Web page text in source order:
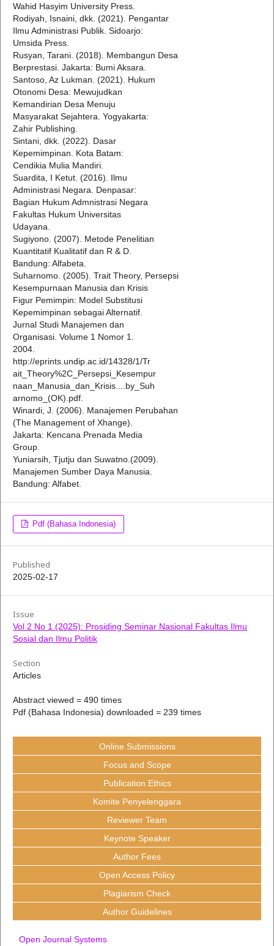
Wahid Hasyim University Press.
Rodiyah, Isnaini, dkk. (2021). Pengantar
Ilmu Administrasi Publik. Sidoarjo:
Umsida Press.
Rusyan, Tarani. (2018). Membangun Desa
Berprestasi. Jakarta: Bumi Aksara.
Santoso, Az Lukman. (2021). Hukum
Otonomi Desa: Mewujudkan
Kemandirian Desa Menuju
Masyarakat Sejahtera. Yogyakarta:
Zahir Publishing.
Sintani, dkk. (2022). Dasar
Kepemimpinan. Kota Batam:
Cendikia Mulia Mandiri.
Suardita, I Ketut. (2016). Ilmu
Administrasi Negara. Denpasar:
Bagian Hukum Admnistrasi Negara
Fakultas Hukum Universitas
Udayana.
Sugiyono. (2007). Metode Penelitian
Kuantitatif Kualitatif dan R & D.
Bandung: Alfabeta.
Suharnomo. (2005). Trait Theory, Persepsi
Kesempurnaan Manusia dan Krisis
Figur Pemimpin: Model Substitusi
Kepemimpinan sebagai Alternatif.
Jurnal Studi Manajemen dan
Organisasi. Volume 1 Nomor 1.
2004.
http://eprints.undip.ac.id/14328/1/Tr
ait_Theory%2C_Persepsi_Kesempur
naan_Manusia_dan_Krisis....by_Suh
arnomo_(OK).pdf.
Winardi, J. (2006). Manajemen Perubahan
(The Management of Xhange).
Jakarta: Kencana Prenada Media
Group.
Yuniarsih, Tjutju dan Suwatno.(2009).
Manajemen Sumber Daya Manusia.
Bandung: Alfabet.
Pdf (Bahasa Indonesia)
Published
2025-02-17
Issue
Vol 2 No 1 (2025): Prosiding Seminar Nasional Fakultas Ilmu
Sosial dan Ilmu Politik
Section
Articles
Abstract viewed = 490 times
Pdf (Bahasa Indonesia) downloaded = 239 times
Online Submissions
Focus and Scope
Publication Ethics
Komite Penyelenggara
Reviewer Team
Keynote Speaker
Author Fees
Open Access Policy
Plagiarism Check
Author Guidelines
Open Journal Systems